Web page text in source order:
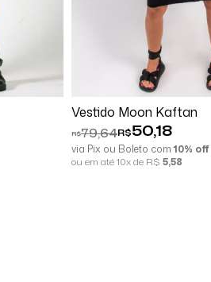
Vestido Moon Kaftan
R$79,64R$50,18
via Pix ou Boleto com10% off
ou em até 10x de R$ 5,58
Comprar